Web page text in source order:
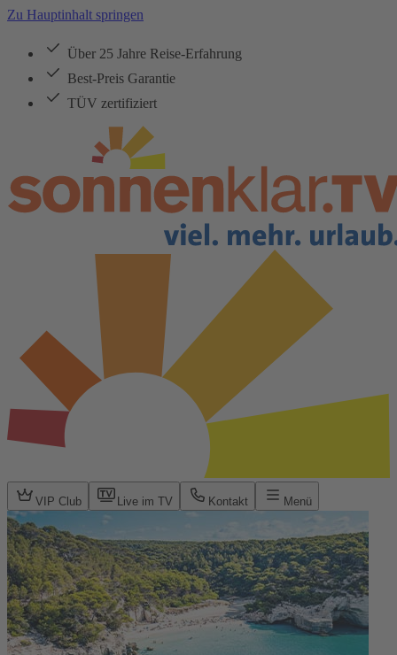
Zu Hauptinhalt springen
Über 25 Jahre Reise-Erfahrung
Best-Preis Garantie
TÜV zertifiziert
VIP Club Live im TV Kontakt Menü